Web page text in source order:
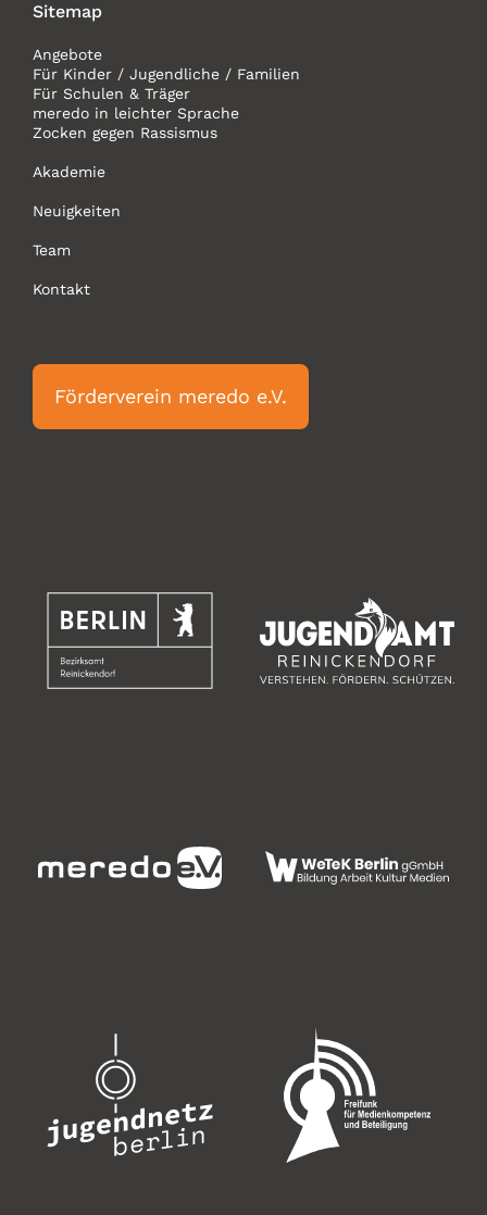
Sitemap
Angebote
Für Kinder / Jugendliche / Familien
Für Schulen & Träger
meredo in leichter Sprache
Zocken gegen Rassismus
Akademie
Neuigkeiten
Team
Kontakt
Förderverein meredo e.V.